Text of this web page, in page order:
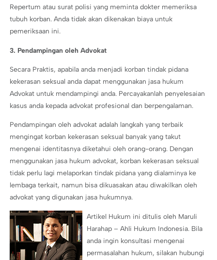
Repertum atau surat polisi yang meminta dokter memeriksa
tubuh korban. Anda tidak akan dikenakan biaya untuk
pemeriksaan ini.
3. Pendampingan oleh Advokat
Secara Praktis, apabila anda menjadi korban tindak pidana
kekerasan seksual anda dapat menggunakan jasa hukum
Advokat untuk mendampingi anda. Percayakanlah penyelesaian
kasus anda kepada advokat profesional dan berpengalaman.
Pendampingan oleh advokat adalah langkah yang terbaik
mengingat korban kekerasan seksual banyak yang takut
mengenai identitasnya diketahui oleh orang-orang. Dengan
menggunakan jasa hukum advokat, korban kekerasan seksual
tidak perlu lagi melaporkan tindak pidana yang dialaminya ke
lembaga terkait, namun bisa dikuasakan atau diwakilkan oleh
advokat yang digunakan jasa hukumnya.
Artikel Hukum ini ditulis oleh Maruli
Harahap – Ahli Hukum Indonesia. Bila
anda ingin konsultasi mengenai
permasalahan hukum, silakan hubungi